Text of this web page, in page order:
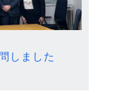
しました